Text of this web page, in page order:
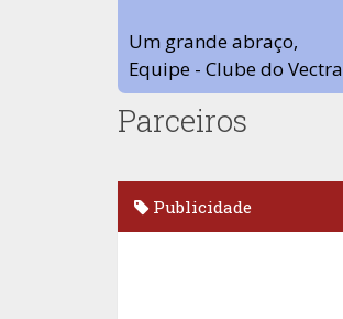
Um grande abraço,
Equipe - Clube do Vectra
Parceiros
Publicidade